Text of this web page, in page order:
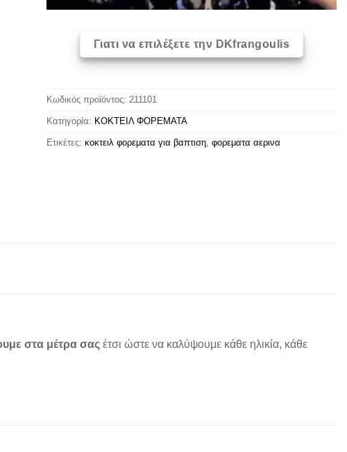
Γιατι να επιλέξετε την DKfrangoulis
Κωδικός προϊόντος: 211101
Κατηγορία: ΚΟΚΤΕΙΛ ΦΟΡΕΜΑΤΑ
Ετικέτες: κοκτειλ φορεματα για βαπτιση, φορεματα αερινα
στα μέτρα σας έτσι ώστε να καλύψουμε κάθε ηλικία, κάθε